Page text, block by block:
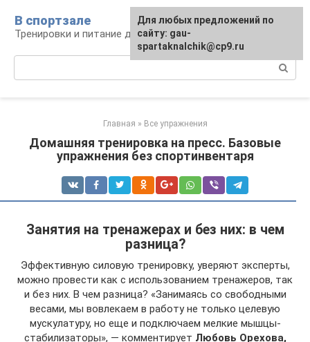
контенту
В спортзале
Тренировки и питание для здоровья
Главная » Все упражнения
Домашняя тренировка на пресс. Базовые
упражнения без спортинвентаря
Занятия на тренажерах и без них: в чем
разница?
Эффективную силовую тренировку, уверяют эксперты,
можно провести как с использованием тренажеров, так
и без них. В чем разница? «Занимаясь со свободными
весами, мы вовлекаем в работу не только целевую
мускулатуру, но еще и подключаем мелкие мышцы-
стабилизаторы», — комментирует Любовь Орехова,
Для любых предложений по
сайту: gau-
spartaknalchik@cp9.ru